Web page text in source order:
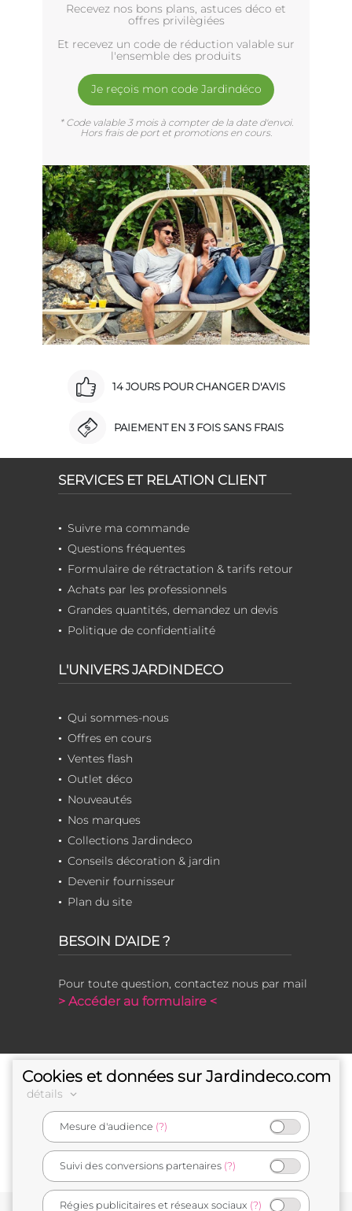
Recevez nos bons plans, astuces déco et
offres privilègiées
Et recevez un code de réduction valable sur
l'ensemble des produits
Je reçois mon code Jardindéco
* Code valable 3 mois à compter de la date d'envoi.
Hors frais de port et promotions en cours.
14 JOURS POUR CHANGER D'AVIS
PAIEMENT EN 3 FOIS SANS FRAIS
SERVICES ET RELATION CLIENT
Suivre ma commande
Questions fréquentes
Formulaire de rétractation & tarifs retour
Achats par les professionnels
Grandes quantités, demandez un devis
Politique de confidentialité
L'UNIVERS JARDINDECO
Qui sommes-nous
Offres en cours
Ventes flash
Outlet déco
Nouveautés
Nos marques
Collections Jardindeco
Conseils décoration & jardin
Devenir fournisseur
Plan du site
BESOIN D'AIDE ?
Pour toute question, contactez nous par mail
> Accéder au formulaire <
e-commerçant français
Cookies et données sur Jardindeco.com
détails
Mesure d'audience (?)
Suivi des conversions partenaires (?)
Régies publicitaires et réseaux sociaux (?)